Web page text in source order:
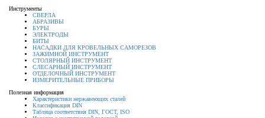
Инструменты
СВЕРЛА
АБРАЗИВЫ
БУРЫ
ЭЛЕКТРОДЫ
БИТЫ
НАСАДКИ ДЛЯ КРОВЕЛЬНЫХ САМОРЕЗОВ
ЗАЖИМНОЙ ИНСТРУМЕНТ
СТОЛЯРНЫЙ ИНСТРУМЕНТ
СЛЕСАРНЫЙ ИНСТРУМЕНТ
ОТДЕЛОЧНЫЙ ИНСТРУМЕНТ
ИЗМЕРИТЕЛЬНЫЕ ПРИБОРЫ
Полезная информация
Характеристики нержавеющих сталей
Классификация DIN
Таблица соответствия DIN, ГОСТ, ISO